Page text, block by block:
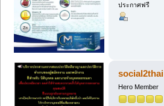
ประกาศฟรี
social2thai
Hero Member